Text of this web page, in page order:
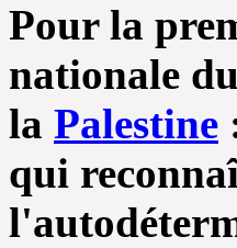
Pour la
nationale
la Palestine
qui